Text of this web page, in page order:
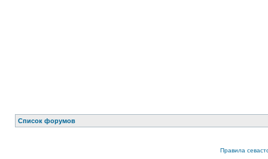
Список форумов
Правила